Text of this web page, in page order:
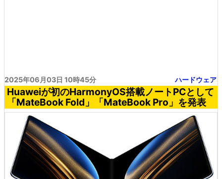
2025年06月03日 10時45分 ハードウェア
Huaweiが初のHarmonyOS搭載ノートPCとして
「MateBook Fold」「MateBook Pro」を発表